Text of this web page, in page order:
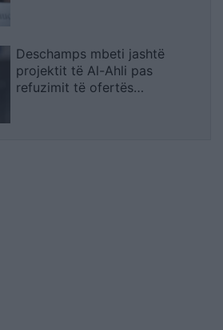
Deschamps mbeti jashtë
projektit të Al-Ahli pas
refuzimit të ofertës